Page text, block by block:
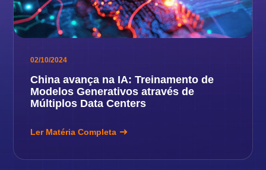
02/10/2024
China avança na IA: Treinamento de
Modelos Generativos através de
Múltiplos Data Centers
Ler Matéria Completa